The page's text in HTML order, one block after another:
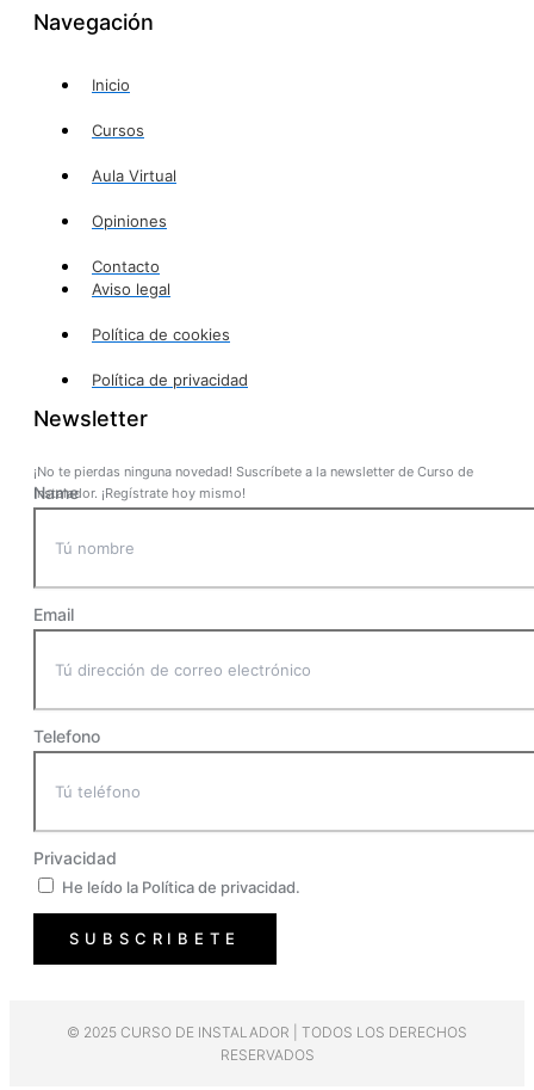
Navegación
Inicio
Cursos
Aula Virtual
Opiniones
Contacto
Aviso legal
Política de cookies
Política de privacidad
Newsletter
¡No te pierdas ninguna novedad! Suscríbete a la newsletter de Curso de
Instalador. ¡Regístrate hoy mismo!
Name
Email
Telefono
Privacidad
He leído la Política de privacidad.
SUBSCRIBETE
© 2025 CURSO DE INSTALADOR | TODOS LOS DERECHOS
RESERVADOS